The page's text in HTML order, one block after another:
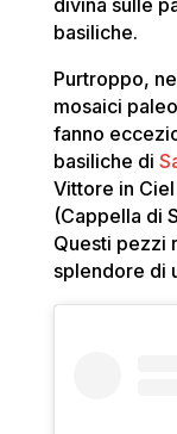
divina sulle
basiliche.
Purtroppo,
mosaici
fanno
basiliche di
Vittore in Ciel
(Cappella di
Questi pezzi
splendore di